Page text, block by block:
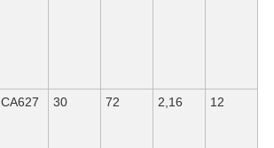
СА627 30 72 2,16 12